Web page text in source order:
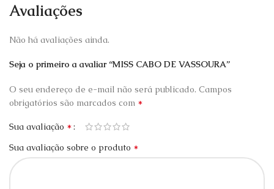
Avaliações
Não há avaliações ainda.
Seja o primeiro a avaliar “MISS CABO DE VASSOURA”
O seu endereço de e-mail não será publicado. Campos
obrigatórios são marcados com *
Sua avaliação *
Sua avaliação sobre o produto *